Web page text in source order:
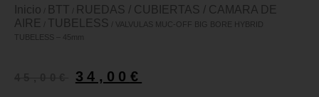
Inicio BTT
RUEDAS / CUBIERTAS / CAMARA DE
AIRE
TUBELESS / VALVULAS MUC-OFF BIG BORE HYBRID
TUBELESS – 45mm
34,00 €